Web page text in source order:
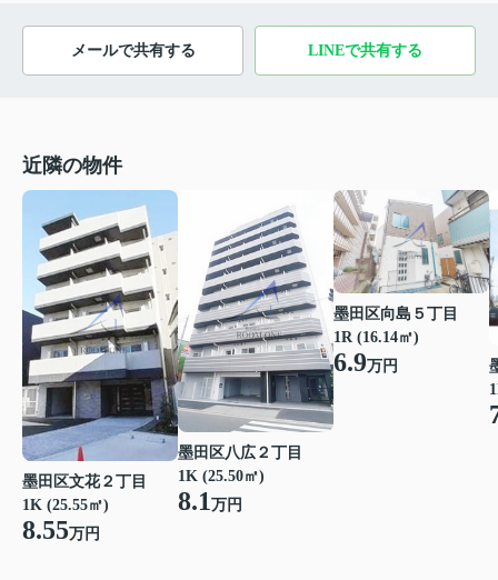
メールで共有する LINEで共有する
近隣の物件
墨田区文花２丁目
1K (25.55㎡)
8.55万円
墨田区八広２丁目
1K (25.50㎡)
8.1万円
墨田区向島５丁目
1R (16.14㎡)
6.9万円